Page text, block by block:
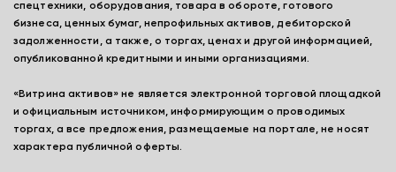
спецтехники, оборудования, товара в обороте, готового
бизнеса, ценных бумаг, непрофильных активов, дебиторской
задолженности, а также, о торгах, ценах и другой информацией,
опубликованной кредитными и иными организациями.
«Витрина активов» не является электронной торговой площадкой
и официальным источником, информирующим о проводимых
торгах, а все предложения, размещаемые на портале, не носят
характера публичной оферты.